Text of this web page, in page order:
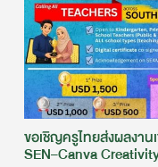
ขอเชิญครูไทยส่งผลงานเข้าร่
SEN–Canva